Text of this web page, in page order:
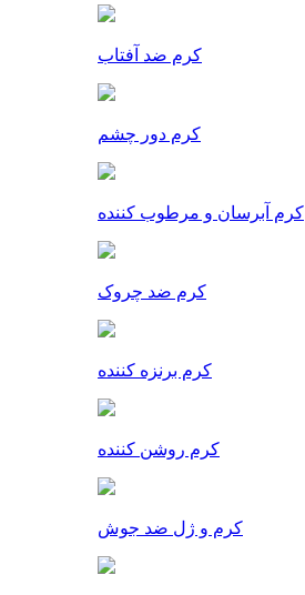
کرم ضد آفتاب
کرم دور چشم
کرم آبرسان و مرطوب کننده
کرم ضد چروک
کرم برنزه کننده
کرم روشن کننده
کرم و ژل ضد جوش